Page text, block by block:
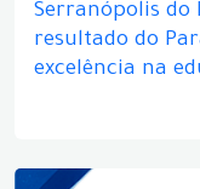
Serranópolis
resultado do
excelência na